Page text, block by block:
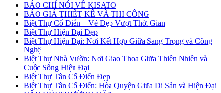
BÁO CHÍ NÓI VỀ KISATO
BÁO GIÁ THIẾT KẾ VÀ THI CÔNG
Biệt Thự Cổ Điển – Vẻ Đẹp Vượt Thời Gian
Biệt Thự Hiện Đại Đẹp
Biệt Thự Hiện Đại: Nơi Kết Hợp Giữa Sang Trọng và Công
Nghệ
Biệt Thự Nhà Vườn: Nơi Giao Thoa Giữa Thiên Nhiên và
Cuộc Sống Hiện Đại
Biệt Thự Tân Cổ Điển Đẹp
Biệt Thự Tân Cổ Điển: Hòa Quyện Giữa Di Sản và Hiện Đại